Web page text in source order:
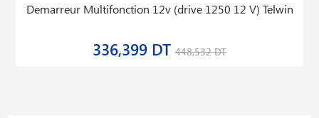
Demarreur Multifonction 12v (drive 1250 12 V) Telwin
336,399 DT 448,532 DT